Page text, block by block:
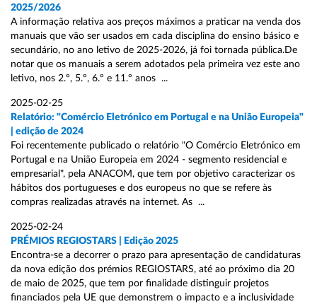
2025/2026
A informação relativa aos preços máximos a praticar na venda dos
manuais que vão ser usados em cada disciplina do ensino básico e
secundário, no ano letivo de 2025-2026, já foi tornada pública.De
notar que os manuais a serem adotados pela primeira vez este ano
letivo, nos 2.º, 5.º, 6.º e 11.º anos ...
2025-02-25
Relatório: "Comércio Eletrónico em Portugal e na União Europeia"
| edição de 2024
Foi recentemente publicado o relatório "O Comércio Eletrónico em
Portugal e na União Europeia em 2024 - segmento residencial e
empresarial", pela ANACOM, que tem por objetivo caracterizar os
hábitos dos portugueses e dos europeus no que se refere às
compras realizadas através na internet. As ...
2025-02-24
PRÉMIOS REGIOSTARS | Edição 2025
Encontra-se a decorrer o prazo para apresentação de candidaturas
da nova edição dos prémios REGIOSTARS, até ao próximo dia 20
de maio de 2025, que tem por finalidade distinguir projetos
financiados pela UE que demonstrem o impacto e a inclusividade